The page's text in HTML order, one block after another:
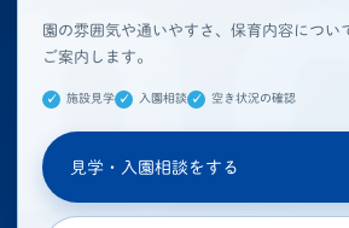
園の雰囲気や通いやすさ、保育内容につい
ご案内します。
施設見学 入園相談 空き状況の確認
見学・入園相談をする